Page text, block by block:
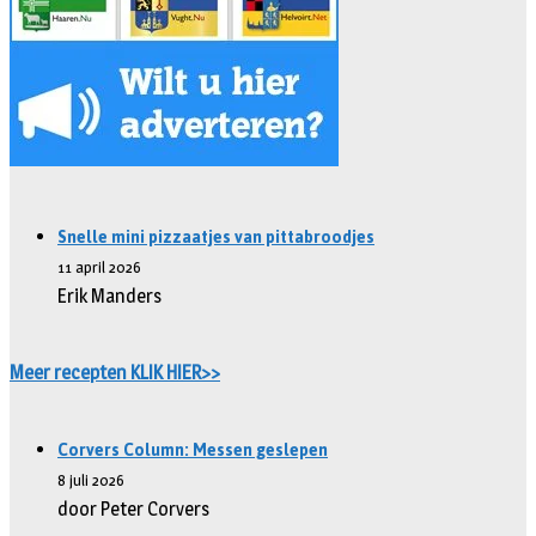
Snelle mini pizzaatjes van pittabroodjes
11 april 2026
Erik Manders
Meer recepten KLIK HIER>>
Corvers Column: Messen geslepen
8 juli 2026
door Peter Corvers